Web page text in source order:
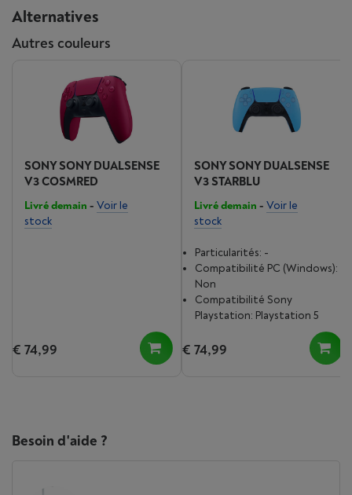
Alternatives
Autres couleurs
SONY SONY DUALSENSE
V3 COSMRED
Livré demain - Voir le
stock
€ 74,99
SONY SONY DUALSENSE
V3 STARBLU
Livré demain - Voir le
stock
Particularités: -
Compatibilité PC (Windows):
Non
Compatibilité Sony
Playstation: Playstation 5
€ 74,99
Besoin d'aide ?